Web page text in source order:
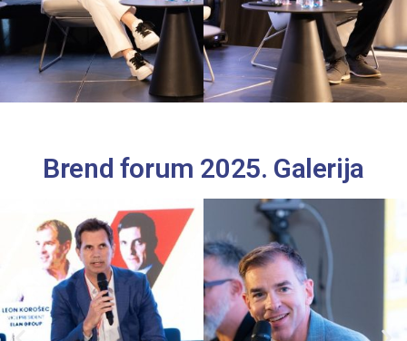
Brend forum 2025. Galerija